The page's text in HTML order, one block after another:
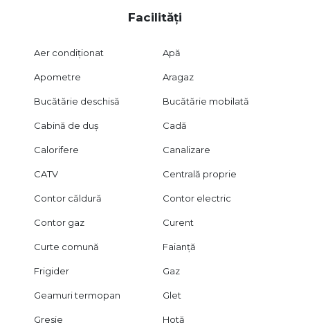
Facilități
Aer condiționat Apă
Apometre Aragaz
Bucătărie deschisă Bucătărie mobilată
Cabină de duș Cadă
Calorifere Canalizare
CATV Centrală proprie
Contor căldură Contor electric
Contor gaz Curent
Curte comună Faianță
Frigider Gaz
Geamuri termopan Glet
Gresie Hotă